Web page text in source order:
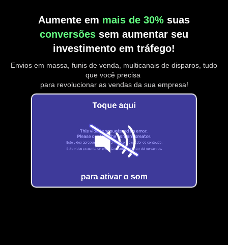
Aumente em mais de 30% suas
conversões sem aumentar seu
investimento em tráfego!
Envios em massa, funis de venda, multicanais de disparos, tudo
que você precisa
para revolucionar as vendas da sua empresa!